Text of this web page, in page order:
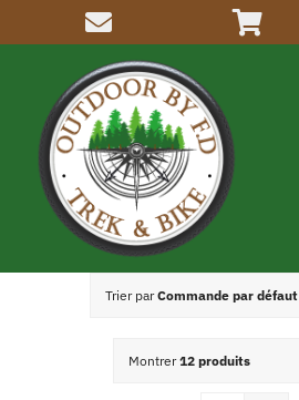
au
contenu
Me connaitre
Trier parCommande par défaut
Montrer12 produits